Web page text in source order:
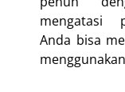
mengatasi
Anda bisa